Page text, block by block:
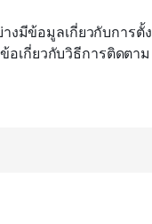
งมีข้อมูลเกี่ยวกับการตั้ง
เกี่ยวกับวิธีการติดตาม